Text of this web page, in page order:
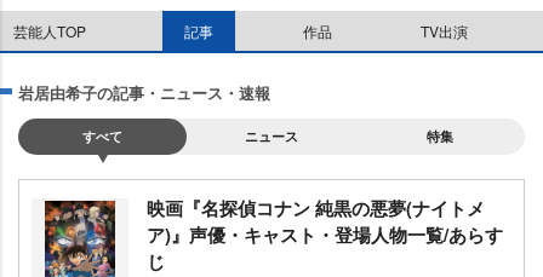
芸能人TOP 記事 作品 TV出演
居由希子の記事・ニュース・速報
すべて ニュース 特集
映画『名探偵コナン 純黒の悪夢(ナイトメ
ア)』声優・キャスト・登場人物一覧/あらす
じ